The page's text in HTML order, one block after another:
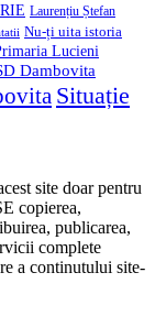
Laurențiu Ștefan
Nu-ți uita istoria
Lucieni
Dambovita
Situație
site doar pentru
copierea,
publicarea,
complete
a continutului site-